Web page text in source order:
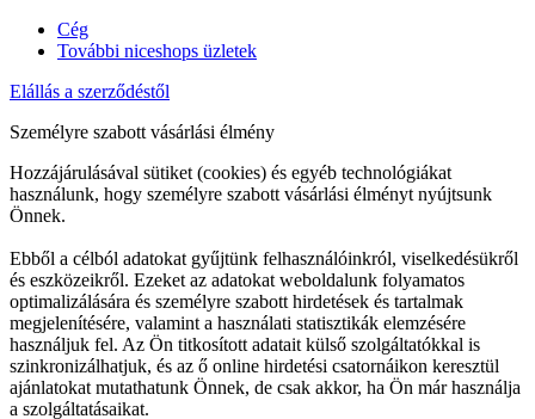
Cég
További niceshops üzletek
Elállás a szerződéstől
Személyre szabott vásárlási élmény
Hozzájárulásával sütiket (cookies) és egyéb technológiákat
használunk, hogy személyre szabott vásárlási élményt nyújtsunk
Önnek.
Ebből a célból adatokat gyűjtünk felhasználóinkról, viselkedésükről
és eszközeikről. Ezeket az adatokat weboldalunk folyamatos
optimalizálására és személyre szabott hirdetések és tartalmak
megjelenítésére, valamint a használati statisztikák elemzésére
használjuk fel. Az Ön titkosított adatait külső szolgáltatókkal is
szinkronizálhatjuk, és az ő online hirdetési csatornáikon keresztül
ajánlatokat mutathatunk Önnek, de csak akkor, ha Ön már használja
a szolgáltatásaikat.